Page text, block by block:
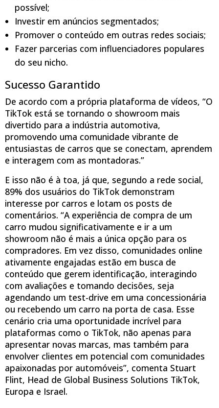
possível;
Investir em anúncios segmentados;
Promover o conteúdo em outras redes sociais;
Fazer parcerias com influenciadores populares
do seu nicho.
Sucesso Garantido
De acordo com a própria plataforma de vídeos, “O
TikTok está se tornando o showroom mais
divertido para a indústria automotiva,
promovendo uma comunidade vibrante de
entusiastas de carros que se conectam, aprendem
e interagem com as montadoras.”
E isso não é à toa, já que, segundo a rede social,
89% dos usuários do TikTok demonstram
interesse por carros e lotam os posts de
comentários. “A experiência de compra de um
carro mudou significativamente e ir a um
showroom não é mais a única opção para os
compradores. Em vez disso, comunidades online
ativamente engajadas estão em busca de
conteúdo que gerem identificação, interagindo
com avaliações e tomando decisões, seja
agendando um test-drive em uma concessionária
ou recebendo um carro na porta de casa. Esse
cenário cria uma oportunidade incrível para
plataformas como o TikTok, não apenas para
apresentar novas marcas, mas também para
envolver clientes em potencial com comunidades
apaixonadas por automóveis”, comenta Stuart
Flint, Head de Global Business Solutions TikTok,
Europa e Israel.